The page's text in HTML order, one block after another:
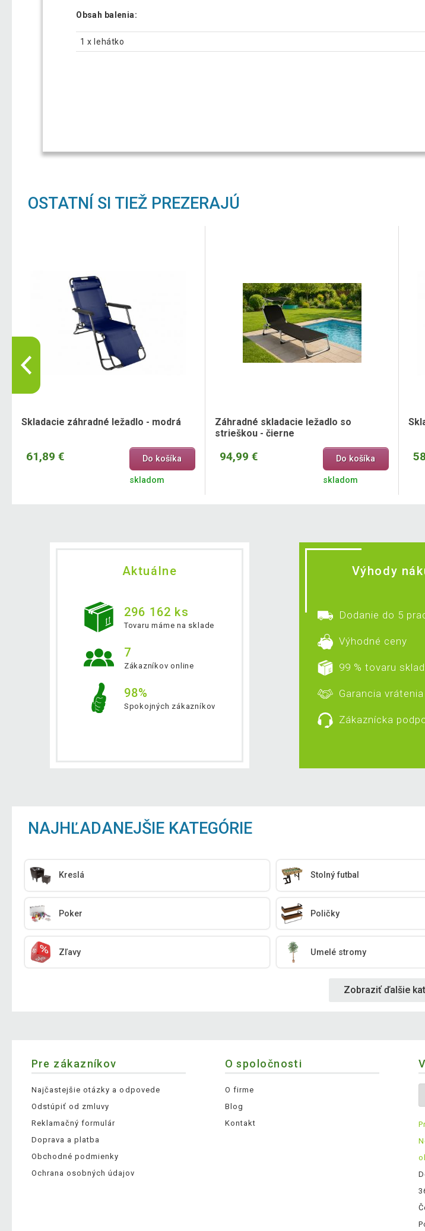
Obsah balenia:
1 x lehátko
OSTATNÍ SI TIEŽ PREZERAJÚ
Skladacie záhradné ležadlo - modrá
61,89 € Do košíka
skladom
Záhradné skladacie ležadlo so
strieškou - čierne
94,99 € Do košíka
skladom
Aktuálne
296 162 ks
Tovaru máme na sklade
7
Zákazníkov online
98%
Spokojných zákazníkov
Výhody
Dodanie do 5
Výhodné ceny
99 % tovaru
Garancia
Zákaznícka
NAJHĽADANEJŠIE KATEGÓRIE
Kreslá Stolný futbal
Poker Poličky
Zľavy Umelé stromy
Zobraziť ďalšie
Pre zákazníkov
Najčastejšie otázky a odpovede
Odstúpiť od zmluvy
Reklamačný formulár
Doprava a platba
Obchodné podmienky
Ochrana osobných údajov
O spoločnosti
O firme
Blog
Kontakt